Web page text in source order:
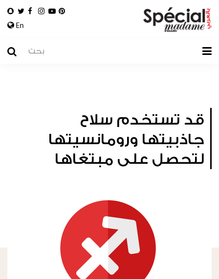
En
قد تستخدم سلاح
جاذبيتها ورومانسيتها
لتحصل على مبتغاها